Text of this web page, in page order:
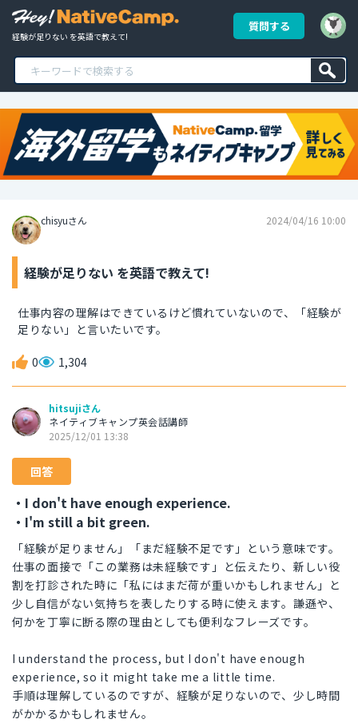
経験が足りない を英語で教えて!
質問する
chisyuさん 2024/04/16 10:00
経験が足りない を英語で教えて!
仕事内容の理解はできているけど慣れていないので、「経験が
足りない」と言いたいです。
0 1,304
hitsujiさん
ネイティブキャンプ英会話講師
2025/12/01 13:38
回答
・I don't have enough experience.
・I'm still a bit green.
「経験が足りません」「まだ経験不足です」という意味です。
仕事の面接で「この業務は未経験です」と伝えたり、新しい役
割を打診された時に「私にはまだ荷が重いかもしれません」と
少し自信がない気持ちを表したりする時に使えます。謙遜や、
何かを丁寧に断る際の理由としても便利なフレーズです。
I understand the process, but I don't have enough
experience, so it might take me a little time.
手順は理解しているのですが、経験が足りないので、少し時間
がかかるかもしれません。